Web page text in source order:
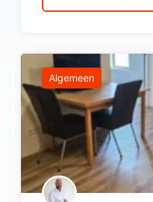
Algemeen